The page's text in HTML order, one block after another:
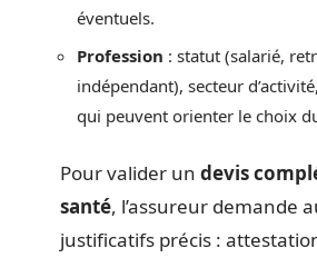
éventuels.
Profession : statut (salarié,
indépendant), secteur
qui peuvent orienter le choix
Pour valider un devis
santé, l’assureur demande
justificatifs précis :